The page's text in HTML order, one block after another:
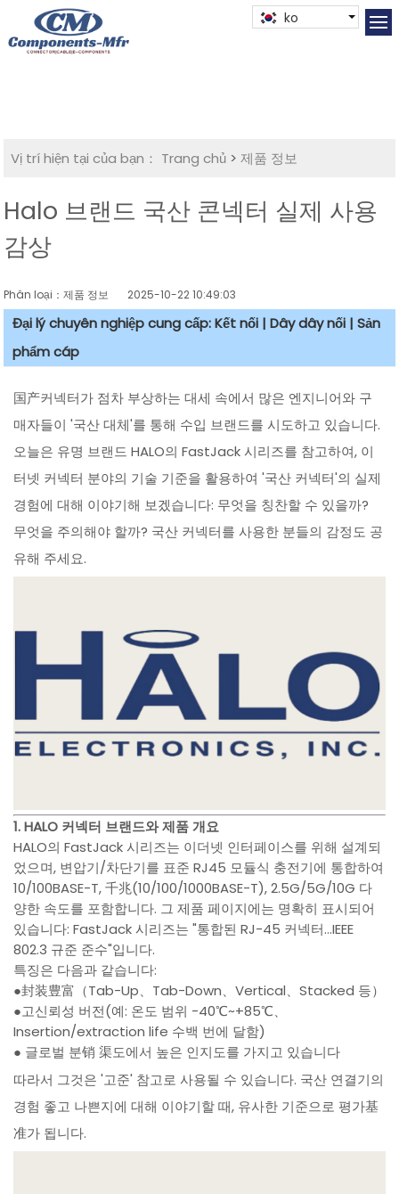
ko
Vị trí hiện tại của bạn： Trang chủ >제품 정보
Halo 브랜드 국산 콘넥터 실제 사용
감상
Phân loại：제품 정보 2025-10-22 10:49:03
Đại lý chuyên nghiệp cung cấp: Kết nối | Dây dây nối | Sản
phẩm cáp
国产커넥터가 점차 부상하는 대세 속에서 많은 엔지니어와 구
매자들이 '국산 대체'를 통해 수입 브랜드를 시도하고 있습니다.
오늘은 유명 브랜드 HALO의 FastJack 시리즈를 참고하여, 이
터넷 커넥터 분야의 기술 기준을 활용하여 '국산 커넥터'의 실제
경험에 대해 이야기해 보겠습니다: 무엇을 칭찬할 수 있을까?
무엇을 주의해야 할까? 국산 커넥터를 사용한 분들의 감정도 공
유해 주세요.
1. HALO 커넥터 브랜드와 제품 개요
HALO의 FastJack 시리즈는 이더넷 인터페이스를 위해 설계되
었으며, 변압기/차단기를 표준 RJ45 모듈식 충전기에 통합하여
10/100BASE-T, 千兆(10/100/1000BASE-T), 2.5G/5G/10G 다
양한 속도를 포함합니다. 그 제품 페이지에는 명확히 표시되어
있습니다: FastJack 시리즈는 "통합된 RJ-45 커넥터…IEEE
802.3 규준 준수"입니다.
특징은 다음과 같습니다:
●封装豊富（Tab-Up、Tab-Down、Vertical、Stacked 등）
●고신뢰성 버전(예: 온도 범위 -40℃~+85℃、
Insertion/extraction life 수백 번에 달함)
● 글로벌 분销 渠도에서 높은 인지도를 가지고 있습니다
따라서 그것은 '고준' 참고로 사용될 수 있습니다. 국산 연결기의
경험 좋고 나쁜지에 대해 이야기할 때, 유사한 기준으로 평가基
准가 됩니다.